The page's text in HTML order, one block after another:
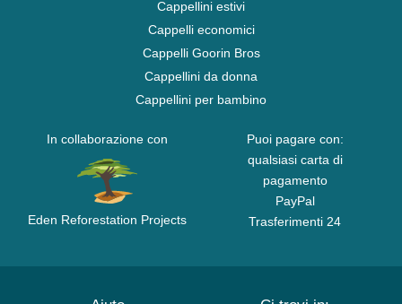
Cappellini estivi
Cappelli economici
Cappelli Goorin Bros
Cappellini da donna
Cappellini per bambino
In collaborazione con
Eden Reforestation Projects
Puoi pagare con:
qualsiasi carta di
pagamento
PayPal
Trasferimenti 24